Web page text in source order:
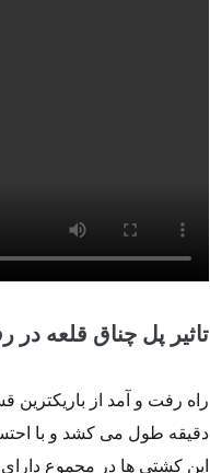
تاثیر پل چناق قلعه در
دقیقه طول می کشد و با
این کشتی ها در مجموع دارای زمانی در حدود ۶۰ دقیقه